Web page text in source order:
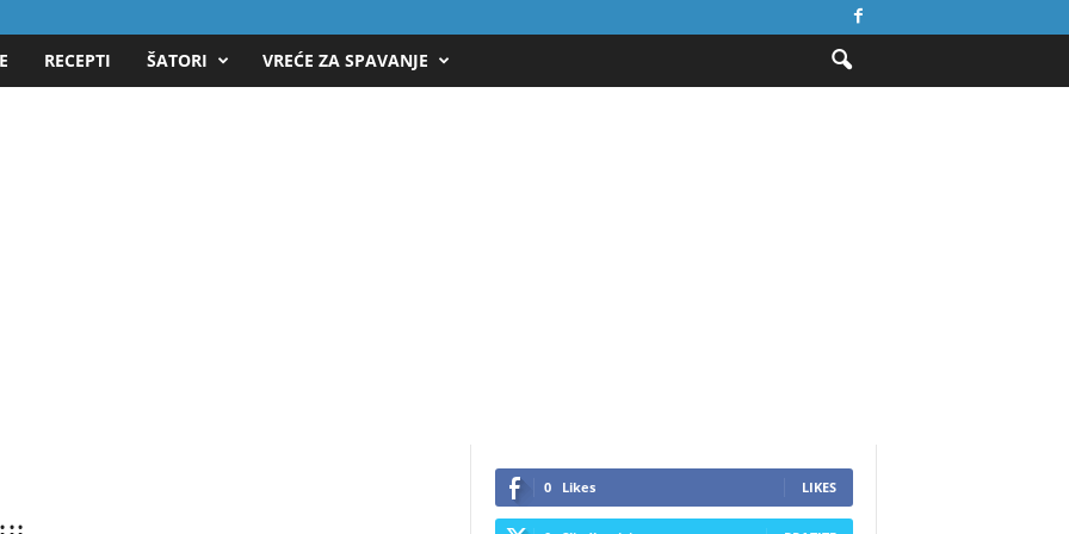
RECEPTI ŠATORI VREĆE ZA SPAVANJE
0 Likes LIKES